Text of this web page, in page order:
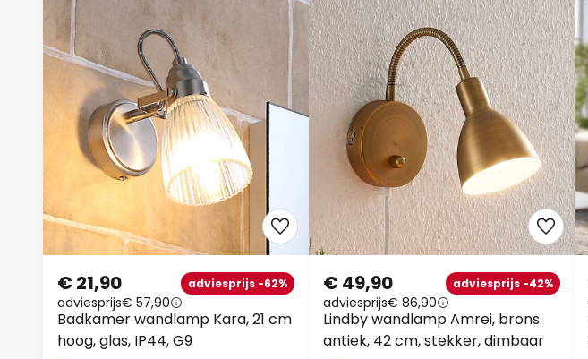
Badkamer wandlamp Kara, 21 cm
hoog, glas, IP44, G9
€ 21,90 adviesprijs -62%
adviesprijs€ 57,90
Lindby wandlamp Amrei, brons
antiek, 42 cm, stekker, dimbaar
€ 49,90 adviesprijs -42%
adviesprijs€ 86,90